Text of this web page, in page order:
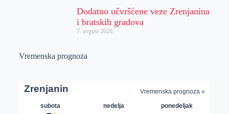
Dodatno učvršćene veze Zrenjanina
i bratskih gradova
7. avgust 2026.
Vremenska prognoza